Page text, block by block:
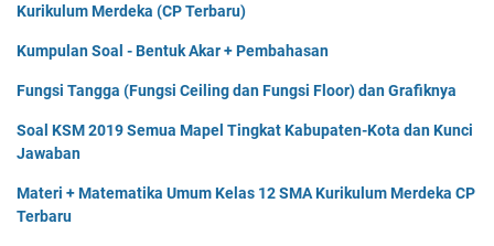
Kurikulum Merdeka (CP Terbaru)
Kumpulan Soal - Bentuk Akar + Pembahasan
Fungsi Tangga (Fungsi Ceiling dan Fungsi Floor) dan Grafiknya
Soal KSM 2019 Semua Mapel Tingkat Kabupaten-Kota dan Kunci
Jawaban
Materi + Matematika Umum Kelas 12 SMA Kurikulum Merdeka CP
Terbaru